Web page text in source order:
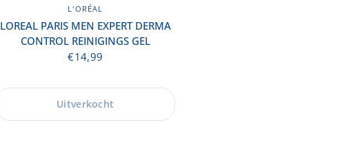
L'ORÉAL
LOREAL PARIS MEN EXPERT DERMA
CONTROL REINIGINGS GEL
€14,99
Uitverkocht